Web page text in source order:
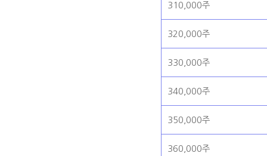
310,000주
320,000주
330,000주
340,000주
350,000주
360,000주